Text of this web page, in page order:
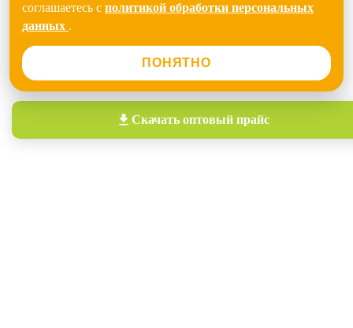
соглашаетесь с политикой обработки персональных
данных .
ПОНЯТНО
Скачать оптовый прайс